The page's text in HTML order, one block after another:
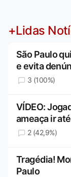
+Lidas
São Paulo
e evita
3 (100%)
VÍDEO:
ameaça ir
2 (42,9%)
Tragédia!
Paulo